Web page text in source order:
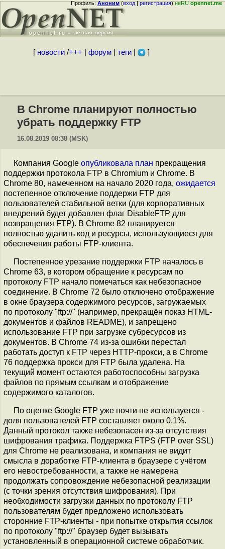
Профиль:Аноним(вход|регистрация)неRUopennet.me
[ новости/+++ форум| теги| ]
В Chrome планируют полностью
убрать поддержку FTP
16.08.2019 08:38 (MSK)
Компания Google опубликовала план прекращения
поддержки протокола FTP в Chromium и Chrome. В
Chrome 80, намеченном на начало 2020 года, ожидается
постепенное отключение поддержи FTP для
пользователей стабильной ветки (для корпоративных
внедрений будет добавлен флаг DisableFTP для
возвращения FTP). В Chrome 82 планируется
полностью удалить код и ресурсы, использующиеся для
обеспечения работы FTP-клиента.
Постепенное урезание поддержки FTP началось в
Chrome 63, в котором обращение к ресурсам по
протоколу FTP начало помечаться как небезопасное
соединение. В Chrome 72 было отключено отображение
в окне браузера содержимого ресурсов, загружаемых
по протоколу "ftp://" (например, прекращён показ HTML-
документов и файлов README), и запрещено
использование FTP при загрузке субресурсов из
документов. В Chrome 74 из-за ошибки перестал
работать доступ к FTP через HTTP-прокси, а в Chrome
76 поддержка прокси для FTP была удалена. На
текущий момент остаются работоспособны загрузка
файлов по прямым ссылкам и отображение
содержимого каталогов.
По оценке Google FTP уже почти не используется -
доля пользователей FTP составляет около 0.1%.
Данный протокол также небезопасен из-за отсутствия
шифрования трафика. Поддержка FTPS (FTP over SSL)
для Chrome не реализована, и компания не видит
смысла в доработке FTP-клиента в браузере с учётом
его невостребованности, а также не намерена
продолжать сопровождение небезопасной реализации
(с точки зрения отсутствия шифрования). При
необходимости загрузки данных по протоколу FTP
пользователям будет предложено использовать
сторонние FTP-клиенты - при попытке открытия ссылок
по протоколу "ftp://" браузер будет вызывать
установленный в операционной системе обработчик.